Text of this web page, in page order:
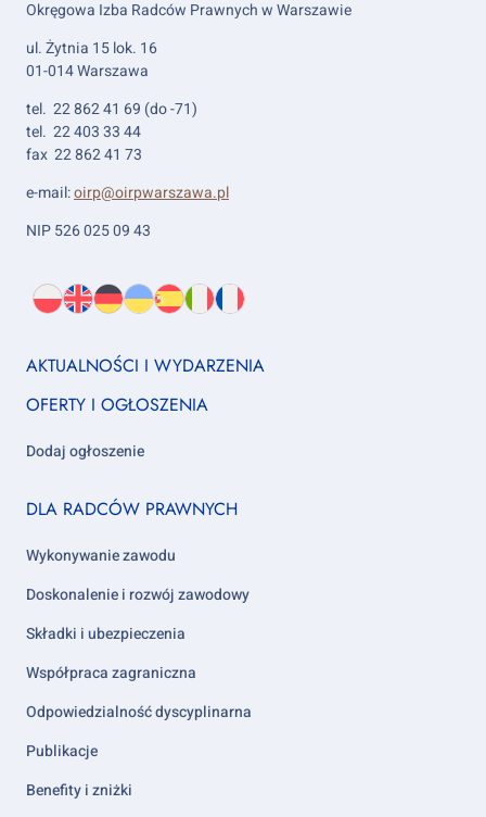
Okręgowa Izba Radców Prawnych w Warszawie
ul. Żytnia 15 lok. 16
01-014 Warszawa
tel. 22 862 41 69 (do -71)
tel. 22 403 33 44
fax 22 862 41 73
e-mail:oirp@oirpwarszawa.pl
NIP 526 025 09 43
Wybierz
język:
PL
O
EN
About
DE
About
UK
About
ES
About
IT
About
FR
About
Footer
1
AKTUALNOŚCI I WYDARZENIA
OFERTY I OGŁOSZENIA
Dodaj ogłoszenie
Footer
2
DLA RADCÓW PRAWNYCH
Wykonywanie zawodu
Doskonalenie i rozwój zawodowy
Składki i ubezpieczenia
Współpraca zagraniczna
Odpowiedzialność dyscyplinarna
Publikacje
Benefity i zniżki